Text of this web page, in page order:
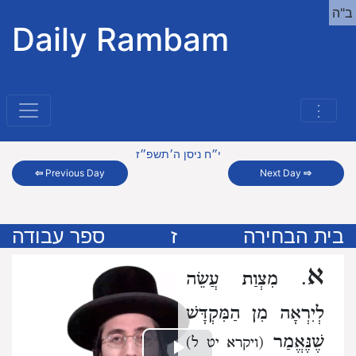
Daily Rambam
⋮
ב"ה
⇦ Previous Day
י״ח ניסן ה׳תשפ״ז
Next Day⇨
בית הבחירה ז ספר עבודה
א. מִצְוַת עֲשֵׂה
לְיִרְאָה מִן הַמִּקְדָּשׁ
שֶׁנֶּאֱמַר (ויקרא יט ל)